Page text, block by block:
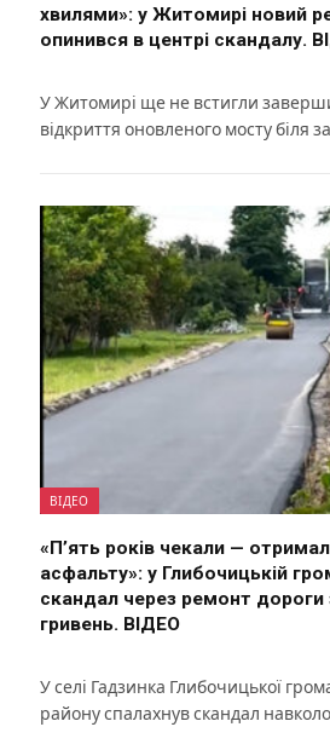
хвилями»: у Житомирі новий
опинився в центрі скандалу.
У Житомирі ще не встигли
відкриття оновленого мосту біля
ВІДЕО
«П’ять років чекали —
асфальту»: у Глибочицькій
скандал через ремонт дороги
гривень. ВІДЕО
У селі Гадзинка Глибочицької
району спалахнув скандал